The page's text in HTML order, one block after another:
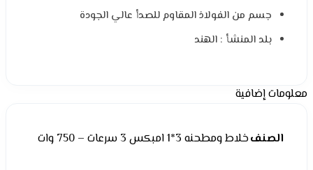
جسم من الفولاذ المقاوم للصدأ عالي الجودة
بلد المنشأ : الهند
معلومات إضافية
الصنفخلاط ومطحنه 3*1 امبكس 3 سرعات – 750 وات